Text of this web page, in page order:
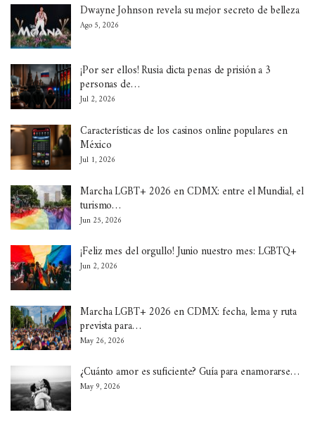
Dwayne Johnson revela su mejor secreto de belleza
Ago 5, 2026
¡Por ser ellos! Rusia dicta penas de prisión a 3
personas de…
Jul 2, 2026
Características de los casinos online populares en
México
Jul 1, 2026
Marcha LGBT+ 2026 en CDMX: entre el Mundial, el
turismo…
Jun 25, 2026
¡Feliz mes del orgullo! Junio nuestro mes: LGBTQ+
Jun 2, 2026
Marcha LGBT+ 2026 en CDMX: fecha, lema y ruta
prevista para…
May 26, 2026
¿Cuánto amor es suficiente? Guía para enamorarse…
May 9, 2026